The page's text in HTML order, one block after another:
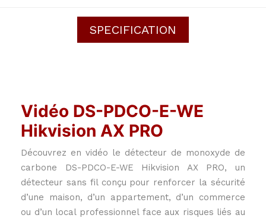
SPECIFICATION
Vidéo DS-PDCO-E-WE
Hikvision AX PRO
Découvrez en vidéo le détecteur de monoxyde de
carbone DS-PDCO-E-WE Hikvision AX PRO, un
détecteur sans fil conçu pour renforcer la sécurité
d’une maison, d’un appartement, d’un commerce
ou d’un local professionnel face aux risques liés au